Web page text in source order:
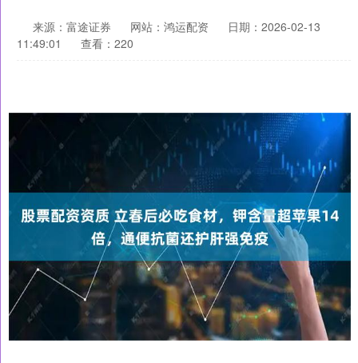
来源：富途证券 网站：鸿运配资
日期：2026-02-13
11:49:01
查看：220